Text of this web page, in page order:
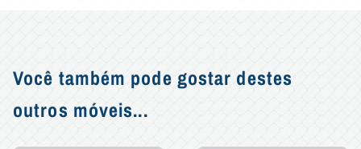
Você também pode gostar destes
outros móveis...